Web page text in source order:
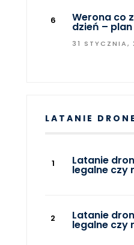
Werona co
dzień –
31 STYCZNIA,
LATANIE
Latanie
legalne czy
Latanie
legalne czy